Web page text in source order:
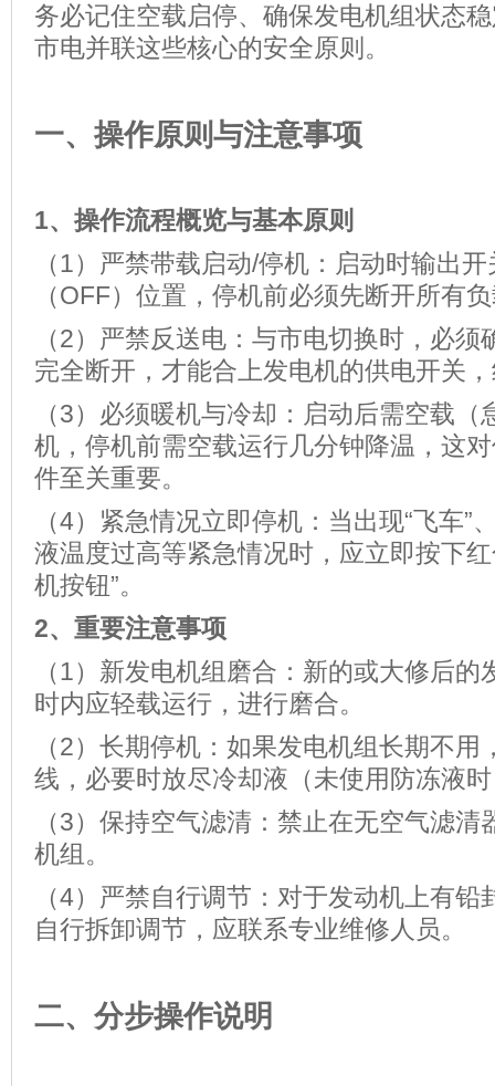
务必记住空载启停、确保发电机组状态
市电并联这些核心的安全原则。
一、操作原则与注意事项
1、 操作流程概览与基本原则
（1）严禁带载启动/停机：启动时输出
（OFF）位置，停机前必须先断开所有
（2）严禁反送电：与市电切换时，必
完全断开，才能合上发电机的供电开关
（3）必须暖机与冷却：启动后需空载
机，停机前需空载运行几分钟降温，这
件至关重要。
（4）紧急情况立即停机：当出现“飞车”
液温度过高等紧急情况时，应立即按下
机按钮”。
2、重要注意事项
（1）新发电机组磨合：新的或大修后
时内应轻载运行，进行磨合。
（2）长期停机：如果发电机组长期不
线，必要时放尽冷却液（未使用防冻液
（3）保持空气滤清：禁止在无空气滤
机组。
（4）严禁自行调节：对于发动机上有
自行拆卸调节，应联系专业维修人员。
二、分步操作说明